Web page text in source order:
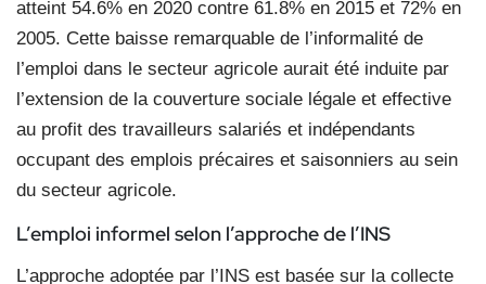
atteint 54.6% en 2020 contre 61.8% en 2015 et 72% en
2005. Cette baisse remarquable de l’informalité de
l’emploi dans le secteur agricole aurait été induite par
l’extension de la couverture sociale légale et effective
au profit des travailleurs salariés et indépendants
occupant des emplois précaires et saisonniers au sein
du secteur agricole.
L’emploi informel selon l’approche de l’INS
L’approche adoptée par l’INS est basée sur la collecte